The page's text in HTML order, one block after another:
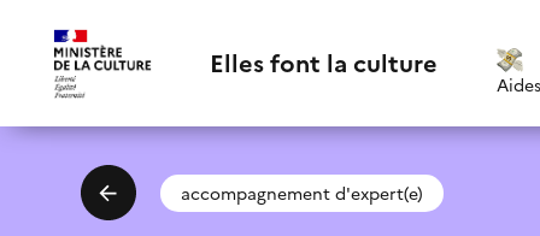
Elles font la culture
Aides
accompagnement d'expert(e)